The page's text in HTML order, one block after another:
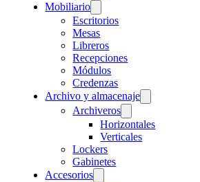
Mobiliario
Escritorios
Mesas
Libreros
Recepciones
Módulos
Credenzas
Archivo y almacenaje
Archiveros
Horizontales
Verticales
Lockers
Gabinetes
Accesorios